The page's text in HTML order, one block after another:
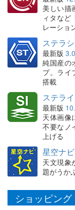
美しい描
ィタなど
レーショ
ステラ
最新版
純国産の
プ。ライ
搭載
ステラ
最新版
天体画像
不要なノ
上げる
星空ナビ
天文現象
題がうか
ショッピング